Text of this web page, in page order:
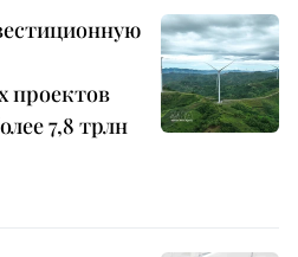
проектов
7,8 трлн